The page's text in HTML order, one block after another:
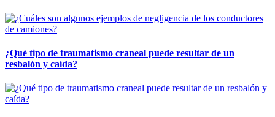
¿Qué tipo de traumatismo craneal puede resultar de un
resbalón y caída?